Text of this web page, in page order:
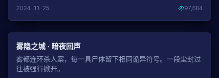
2024-11-25 97,684
雾隐之城 · 暗夜回声
雾都连环杀人案，每一具尸体留下相同诡异符号。一段尘封过
往被强行掀开。